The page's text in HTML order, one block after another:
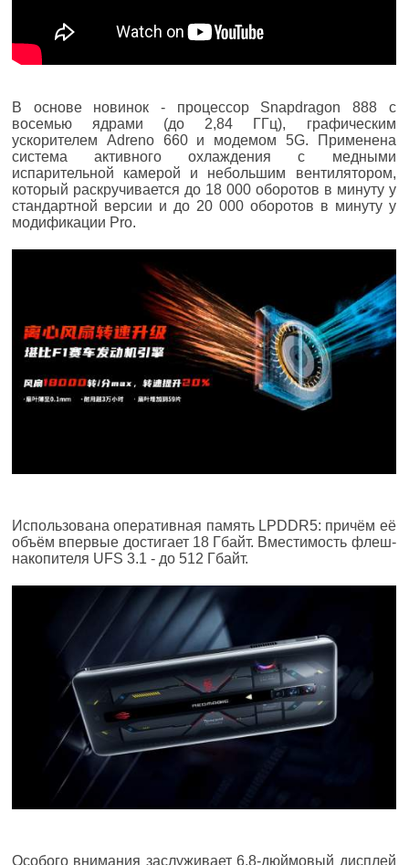
В основе новинок - процессор Snapdragon 888 с
восемью ядрами (до 2,84 ГГц), графическим
ускорителем Adreno 660 и модемом 5G. Применена
система активного охлаждения с медными
испарительной камерой и небольшим вентилятором,
который раскручивается до 18 000 оборотов в минуту у
стандартной версии и до 20 000 оборотов в минуту у
модификации Pro.
Использована оперативная память LPDDR5: причём её
объём впервые достигает 18 Гбайт. Вместимость флеш-
накопителя UFS 3.1 - до 512 Гбайт.
Особого внимания заслуживает 6,8-дюймовый дисплей